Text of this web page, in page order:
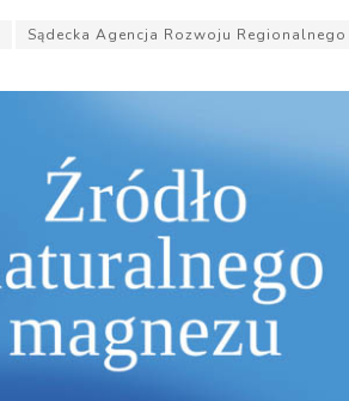
Sądecka Agencja Rozwoju Regionalnego